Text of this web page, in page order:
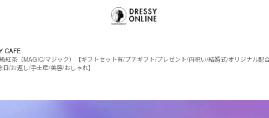
CAFE
紅茶（MAGIC/マジック）【ギフトセット有/プチギフト/プレゼント/内祝い/結婚式/オリジナル配
/お返し/手土産/美容/おしゃれ】